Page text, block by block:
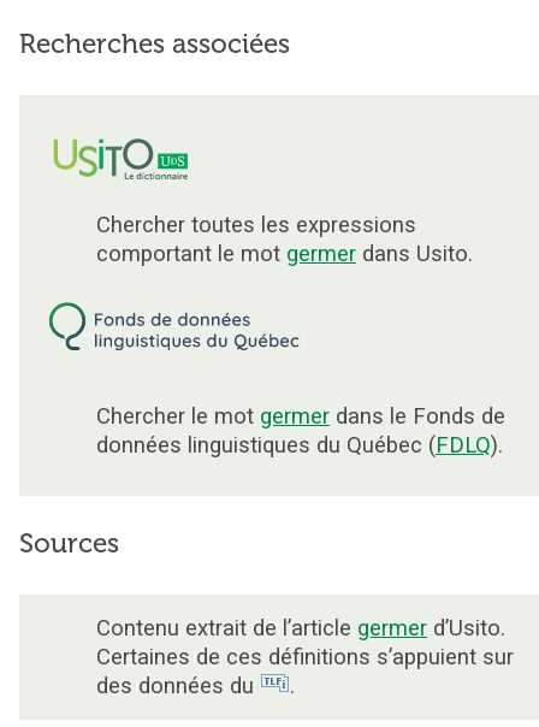
Recherches associées
Chercher toutes les expressions
comportant le mot germer dans Usito.
Chercher le mot germer dans le Fonds de
données linguistiques du Québec (FDLQ).
Sources
Contenu extrait de l’article germer d’Usito.
Certaines de ces définitions s’appuient sur
des données du
.